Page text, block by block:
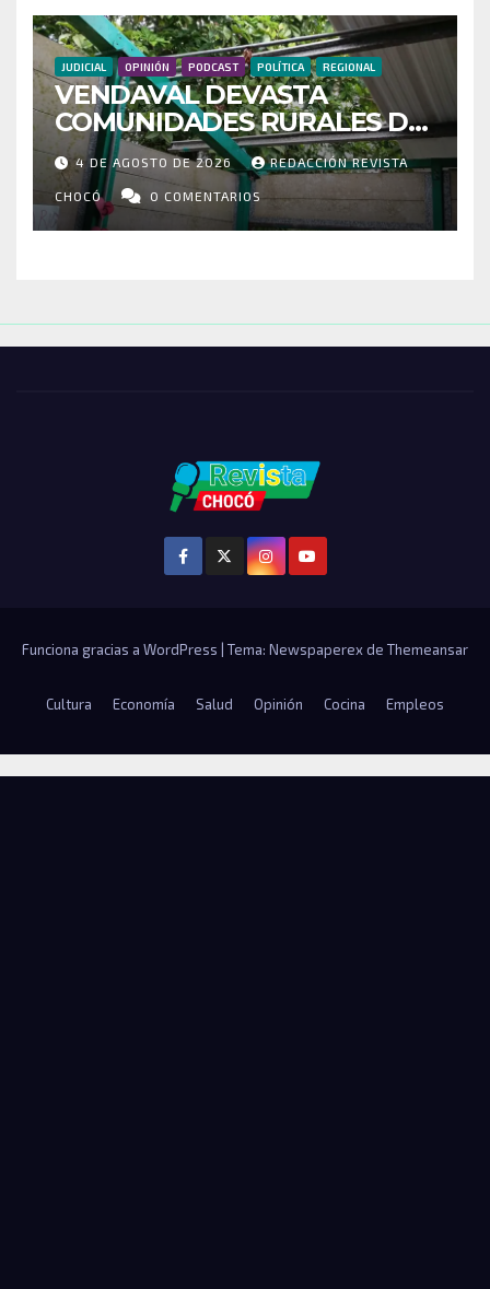
JUDICIAL OPINIÓN PODCAST POLÍTICA REGIONAL
VENDAVAL DEVASTA
COMUNIDADES RURALES DE
RIOSUCIO: ESCUELAS,
VIVIENDAS Y CEMENTERIO
ENTRE LOS AFECTADOS
4 DE AGOSTO DE 2026 REDACCIÓN REVISTA
CHOCÓ 0 COMENTARIOS
Funciona gracias a WordPress Tema: Newspaperex de Themeansar
Cultura Economía Salud Opinión Cocina Empleos